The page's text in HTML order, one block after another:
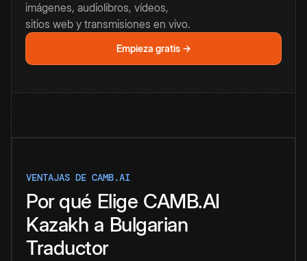
imágenes, audiolibros, vídeos,
sitios web y transmisiones en vivo.
Empieza gratis →
VENTAJAS DE CAMB.AI
Por qué Elige CAMB.AI
Kazakh a Bulgarian
Traductor